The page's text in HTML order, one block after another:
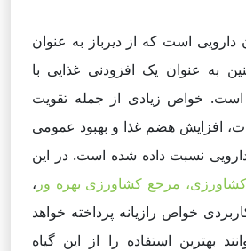
دارویی است که از دیرباز به عنوان
به عنوان یک افزودنی غذایی با
خواص زیادی از جمله تقویت
افزایش هضم غذا و بهبود عمومی
نسبت داده شده است. در این
کشاورزی، مرجع کشاورزی بهره ور ،
خواص رازیانه پرداخته خواهد
بهترین استفاده را از این گیاه